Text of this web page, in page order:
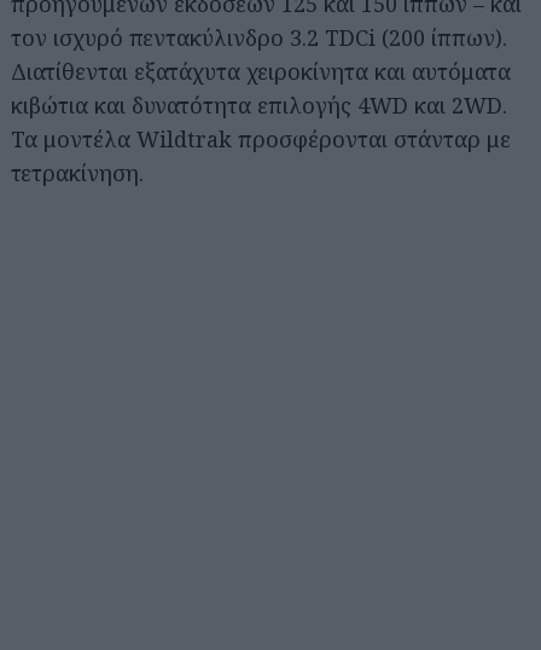
τον ισχυρό πεντακύλινδρο 3.2 TDCi (200 ίππων).
Διατίθενται εξατάχυτα χειροκίνητα και αυτόματα
κιβώτια και δυνατότητα επιλογής 4WD και 2WD.
Τα μοντέλα Wildtrak προσφέρονται στάνταρ με
τετρακίνηση.